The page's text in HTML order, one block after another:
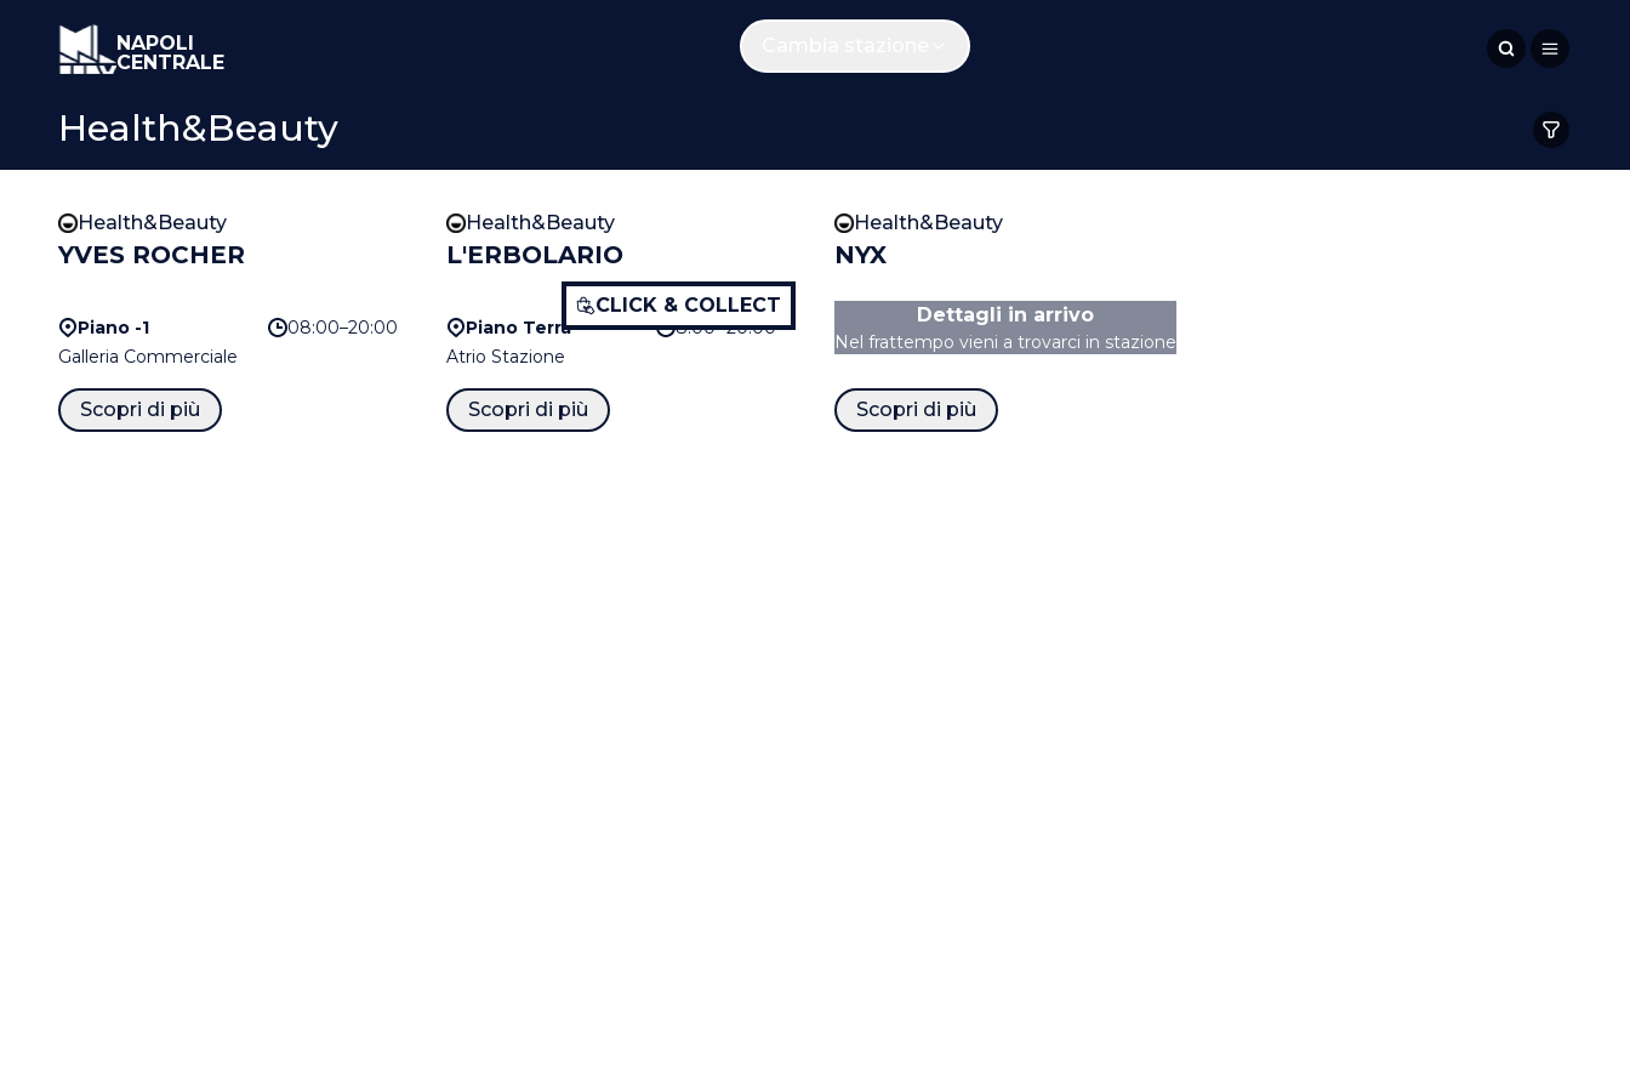
NAPOLI
CENTRALE
Health&Beauty
Health&Beauty
YVES ROCHER
Piano -1
08:00–20:00
Galleria Commerciale
Scopri di più
Health&Beauty
L'ERBOLARIO
CLICK & COLLECT
Piano Terra
8:00 -20:00
Atrio Stazione
Scopri di più
Health&Beauty
NYX
Dettagli in arrivo
Nel frattempo vieni a trovarci in stazione
Scopri di più